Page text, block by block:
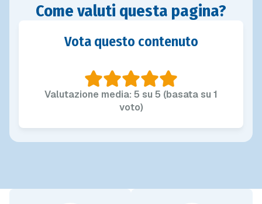
Come valuti questa pagina?
Vota questo contenuto
Valutazione media: 5 su 5 (basata su 1
voto)